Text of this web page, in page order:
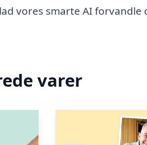
vores smarte AI
varer